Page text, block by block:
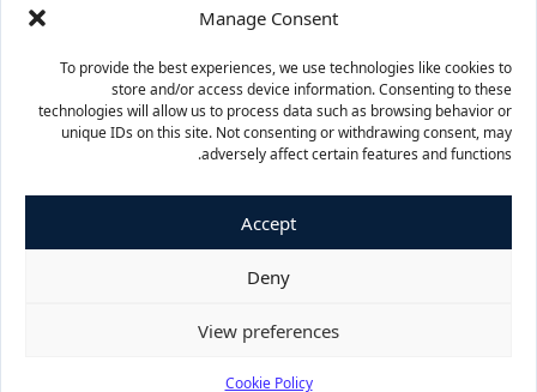
Manage Consent
To provide the best experiences, we use technologies like cookies to
store and/or access device information. Consenting to these
technologies will allow us to process data such as browsing behavior or
unique IDs on this site. Not consenting or withdrawing consent, may
adversely affect certain features and functions.
Accept
Deny
View preferences
Cookie Policy
منوعات وسائط متعددة
فيسبوك
X يوتيوبانستقرام